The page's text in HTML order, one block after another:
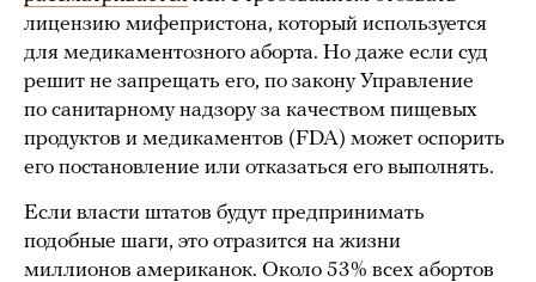
лицензию мифепристона, который используется
для медикаментозного аборта. Но даже если суд
решит не запрещать его, по закону Управление
по санитарному надзору за качеством пищевых
продуктов и медикаментов (FDA) может оспорить
его постановление или отказаться его выполнять.
Если власти штатов будут предпринимать
подобные шаги, это отразится на жизни
миллионов американок. Около 53% всех абортов